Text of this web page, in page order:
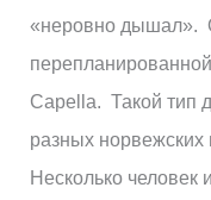
«неровно дышал».
Сapella. Такой тип
разных
Несколько человек